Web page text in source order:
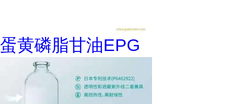
蛋黄磷脂甘油EPG